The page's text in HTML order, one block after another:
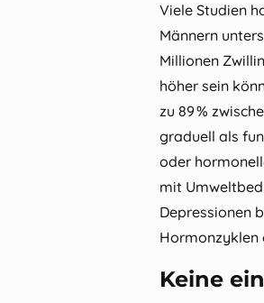
Viele Studien
Männern
Millionen
höher sein
zu 89 %
graduell als
oder
mit
Depressionen
Hormonzyklen
Keine